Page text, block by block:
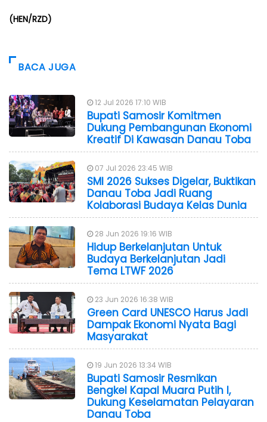
(HEN/RZD)
BACA JUGA
12 Jul 2026 17:10 WIB
Bupati Samosir Komitmen
Dukung Pembangunan Ekonomi
Kreatif Di Kawasan Danau Toba
07 Jul 2026 23:45 WIB
SMI 2026 Sukses Digelar, Buktikan
Danau Toba Jadi Ruang
Kolaborasi Budaya Kelas Dunia
28 Jun 2026 19:16 WIB
Hidup Berkelanjutan Untuk
Budaya Berkelanjutan Jadi
Tema LTWF 2026
23 Jun 2026 16:38 WIB
Green Card UNESCO Harus Jadi
Dampak Ekonomi Nyata Bagi
Masyarakat
19 Jun 2026 13:34 WIB
Bupati Samosir Resmikan
Bengkel Kapal Muara Putih I,
Dukung Keselamatan Pelayaran
Danau Toba